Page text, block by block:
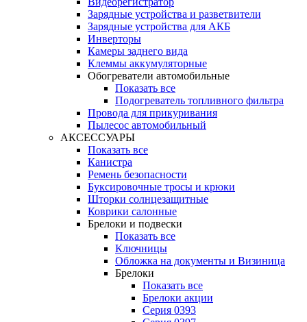
Зарядные устройства и разветвители
Зарядные устройства для АКБ
Инверторы
Камеры заднего вида
Клеммы аккумуляторные
Обогреватели автомобильные
Показать все
Подогреватель топливного фильтра
Провода для прикуривания
Пылесос автомобильный
АКСЕССУАРЫ
Показать все
Канистра
Ремень безопасности
Буксировочные тросы и крюки
Шторки солнцезащитные
Коврики салонные
Брелоки и подвески
Показать все
Ключницы
Обложка на документы и Визиница
Брелоки
Показать все
Брелоки акции
Серия 0393